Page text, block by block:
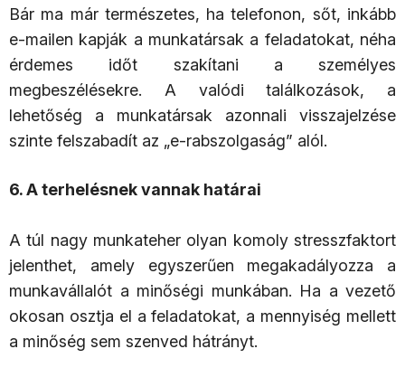
Bár ma már természetes, ha telefonon, sőt, inkább
e-mailen kapják a munkatársak a feladatokat, néha
érdemes időt szakítani a személyes
megbeszélésekre. A valódi találkozások, a
lehetőség a munkatársak azonnali visszajelzése
szinte felszabadít az „e-rabszolgaság” alól.
6. A terhelésnek vannak határai
A túl nagy munkateher olyan komoly stresszfaktort
jelenthet, amely egyszerűen megakadályozza a
munkavállalót a minőségi munkában. Ha a vezető
okosan osztja el a feladatokat, a mennyiség mellett
a minőség sem szenved hátrányt.